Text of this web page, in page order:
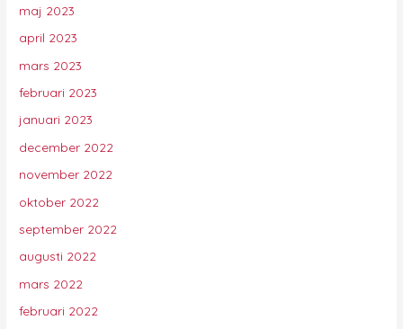
maj 2023
april 2023
mars 2023
februari 2023
januari 2023
december 2022
november 2022
oktober 2022
september 2022
augusti 2022
mars 2022
februari 2022